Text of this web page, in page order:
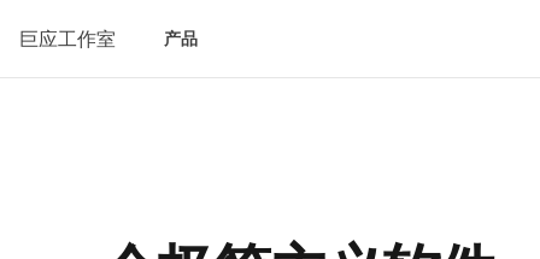
巨应工作室 产品